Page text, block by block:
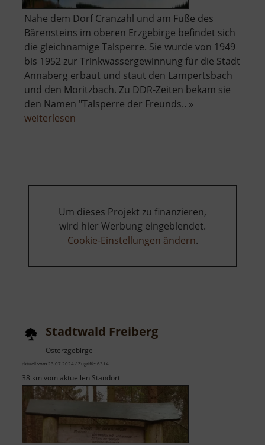
Nahe dem Dorf Cranzahl und am Fuße des
Bärensteins im oberen Erzgebirge befindet sich
die gleichnamige Talsperre. Sie wurde von 1949
bis 1952 zur Trinkwassergewinnung für die Stadt
Annaberg erbaut und staut den Lampertsbach
und den Moritzbach. Zu DDR-Zeiten bekam sie
den Namen "Talsperre der Freunds.. »
weiterlesen
Um dieses Projekt zu finanzieren,
wird hier Werbung eingeblendet.
Cookie-Einstellungen ändern.
Stadtwald Freiberg
Osterzgebirge
aktuell vom 23.07.2024 / Zugriffe: 6314
38 km vom aktuellen Standort